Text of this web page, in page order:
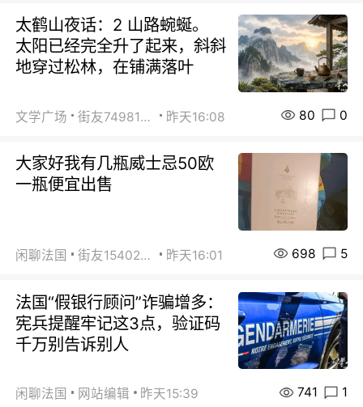
太鹤山夜话：2 山路蜿蜒。
太阳已经完全升了起来，斜斜
地穿过松林，在铺满落叶
文学广场 街友74981146 昨天16:08 80 0
大家好我有几瓶威士忌50欧
一瓶便宜出售
闲聊法国 街友15402223 昨天16:01 698 5
法国“假银行顾问”诈骗增多：
宪兵提醒牢记这3点，验证码
千万别告诉别人
闲聊法国 网站编辑 昨天15:39 741 1